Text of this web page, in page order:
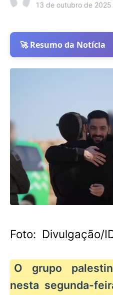
13 de outubro de 2025
🚀 Resumo da Notícia
Foto: Divulgação/
O grupo
nesta segunda-